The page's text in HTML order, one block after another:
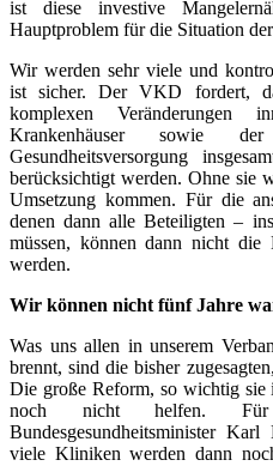
ist diese investive
Hauptproblem für die Situation
Wir werden sehr viele und
ist sicher. Der VKD fordert,
komplexen Veränderungen
Krankenhäuser sowie
Gesundheitsversorgung
berücksichtigt werden. Ohne sie
Umsetzung kommen. Für die
denen dann alle Beteiligten –
müssen, können dann nicht die
werden.
Wir können nicht fünf Jahre
Was uns allen in unserem
brennt, sind die bisher
Die große Reform, so wichtig
noch nicht helfen.
Bundesgesundheitsminister
viele Kliniken werden dann